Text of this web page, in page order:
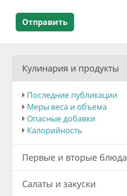
Отправить
Кулинария и продукты
Последние публикации
Меры веса и объема
Опасные добавки
Калорийность
Первые и вторые блюда
Салаты и закуски